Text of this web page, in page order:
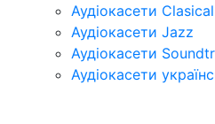
Аудіокасети Clasical
Аудіокасети Jazz
Аудіокасети
Аудіокасети